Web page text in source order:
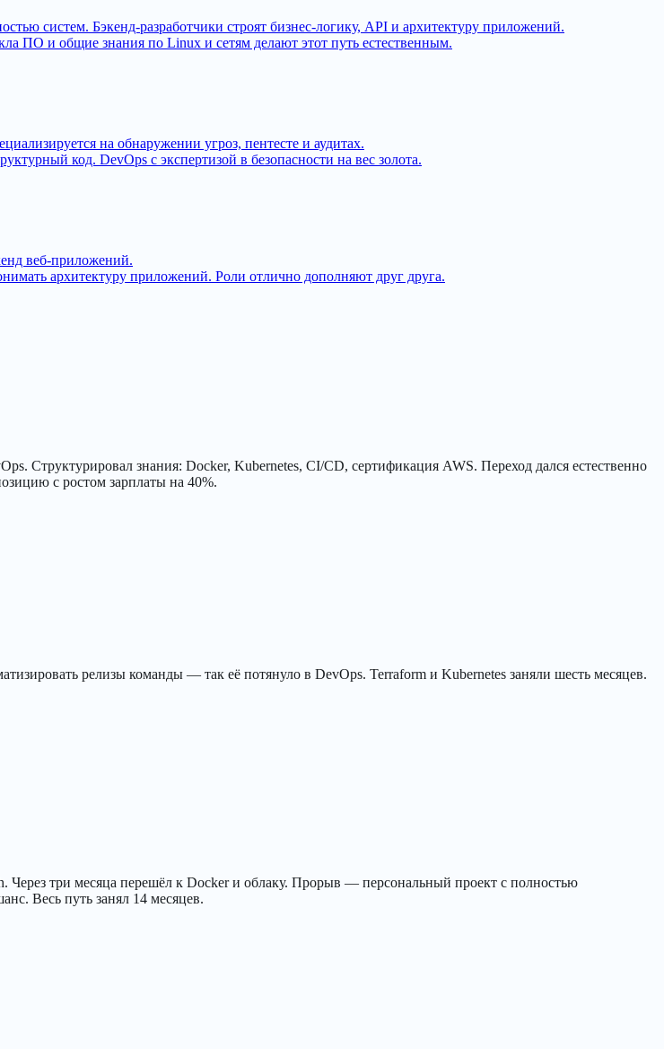
систем. Бэкенд-разработчики строят бизнес-логику, API и архитектуру приложений.
ПО и общие знания по Linux и сетям делают этот путь естественным.
на обнаружении угроз, пентесте и аудитах.
код. DevOps с экспертизой в безопасности на вес золота.
веб-приложений.
архитектуру приложений. Роли отлично дополняют друг друга.
Структурировал знания: Docker, Kubernetes, CI/CD, сертификация AWS. Переход дался естественно
с ростом зарплаты на 40%.
релизы команды — так её потянуло в DevOps. Terraform и Kubernetes заняли шесть месяцев.
Через три месяца перешёл к Docker и облаку. Прорыв — персональный проект с полностью
Весь путь занял 14 месяцев.